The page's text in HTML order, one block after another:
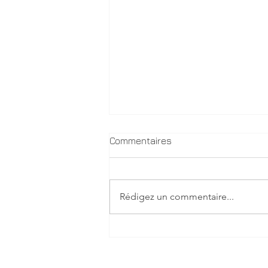
Commentaires
Rédigez un commentaire...